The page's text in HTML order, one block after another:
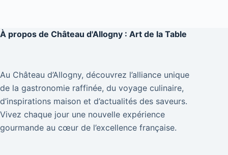
À propos de Château d'Allogny : Art de la Table
Au Château d’Allogny, découvrez l’alliance unique
de la gastronomie raffinée, du voyage culinaire,
d’inspirations maison et d’actualités des saveurs.
Vivez chaque jour une nouvelle expérience
gourmande au cœur de l’excellence française.